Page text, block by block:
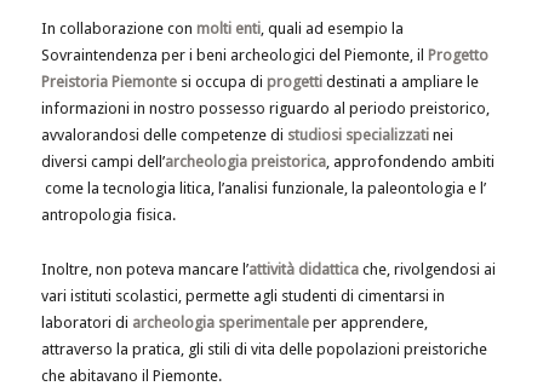
In collaborazione con molti enti, quali ad esempio la
Sovraintendenza per i beni archeologici del Piemonte, il Progetto
Preistoria Piemontesi occupa di progettidestinati a ampliare le
informazioni in nostro possesso riguardo al periodo preistorico,
avvalorandosi delle competenze di studiosi specializzatinei
diversi campi dell’archeologia preistorica, approfondendo ambiti
come la tecnologia litica, l’analisi funzionale, la paleontologia e l’
antropologia fisica.
Inoltre, non poteva mancare l’attività didatticache, rivolgendosi ai
vari istituti scolastici, permette agli studenti di cimentarsi in
laboratori di archeologia sperimentaleper apprendere,
attraverso la pratica, gli stili di vita delle popolazioni preistoriche
che abitavano il Piemonte.